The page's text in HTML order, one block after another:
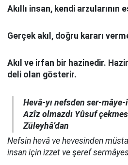
Akıllı insan, kendi arzularının
Gerçek akıl, doğru kararı
Akıl ve irfan bir hazinedir.
deli olan gösterir.
Hevâ-yı nefsden ser-
Azîz olmazdı Yûsuf
Züleyhâ’dan
Nefsin hevâ ve hevesinden
insan için izzet ve şeref